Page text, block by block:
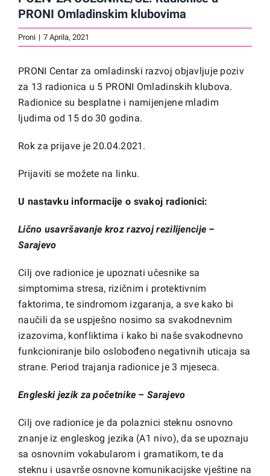
PRONI Omladinskim klubovima
Proni | 7 Aprila, 2021
PRONI Centar za omladinski razvoj objavljuje poziv
za 13 radionica u 5 PRONI Omladinskih klubova.
Radionice su besplatne i namijenjene mladim
ljudima od 15 do 30 godina.
Rok za prijave je 20.04.2021.
Prijaviti se možete na linku.
U nastavku informacije o svakoj radionici:
Lično usavršavanje kroz razvoj rezilijencije –
Sarajevo
Cilj ove radionice je upoznati učesnike sa
simptomima stresa, rizičnim i protektivnim
faktorima, te sindromom izgaranja, a sve kako bi
naučili da se uspješno nosimo sa svakodnevnim
izazovima, konfliktima i kako bi naše svakodnevno
funkcioniranje bilo oslobođeno negativnih uticaja sa
strane. Period trajanja radionice je 3 mjeseca.
Engleski jezik za početnike – Sarajevo
Cilj ove radionice je da polaznici steknu osnovno
znanje iz engleskog jezika (A1 nivo), da se upoznaju
sa osnovnim vokabularom i gramatikom, te da
steknu i usavrše osnovne komunikacijske vještine na